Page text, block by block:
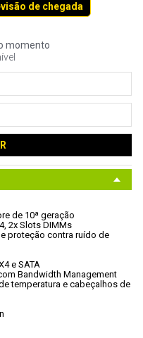
de chegada
momento
de 10ª geração
2x Slots DIMMs
proteção contra ruído de
e SATA
Bandwidth Management
temperatura e cabeçalhos de